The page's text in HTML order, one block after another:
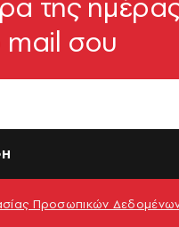
Δεν θυμάται την
mail σου
Προσωπικών